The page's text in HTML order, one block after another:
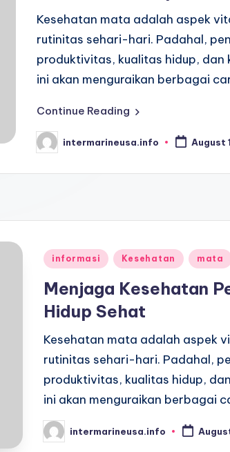
Kesehatan mata adalah aspek
rutinitas sehari-hari. Padahal,
produktivitas, kualitas hidup,
ini akan menguraikan berbagai
Continue Reading
Posted
by
intermarineusa.info August
Posted
informasi Kesehatan mata
Menjaga Kesehatan
Hidup Sehat
Kesehatan mata adalah aspek
rutinitas sehari-hari. Padahal,
produktivitas, kualitas hidup,
ini akan menguraikan berbagai
Posted
by
intermarineusa.info